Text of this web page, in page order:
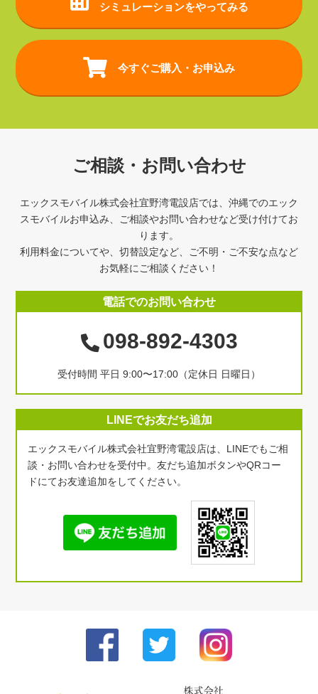
シミュレーションをやってみる
今すぐご購入・お申込み
ご相談・お問い合わせ
エックスモバイル株式会社宜野湾電設店では、沖縄でのエック
スモバイルお申込み、ご相談やお問い合わせなど受け付けてお
ります。
利用料金についてや、切替設定など、ご不明・ご不安な点など
お気軽にご相談ください！
電話でのお問い合わせ
098-892-4303
受付時間 平日 9:00〜17:00（定休日 日曜日）
LINEでお友だち追加
エックスモバイル株式会社宜野湾電設店は、LINEでもご相
談・お問い合わせを受付中。友だち追加ボタンやQRコー
ドにてお友達追加をしてください。